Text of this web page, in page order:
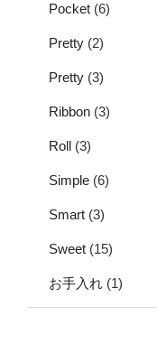
Pocket (6)
Pretty (2)
Pretty (3)
Ribbon (3)
Roll (3)
Simple (6)
Smart (3)
Sweet (15)
お手入れ (1)